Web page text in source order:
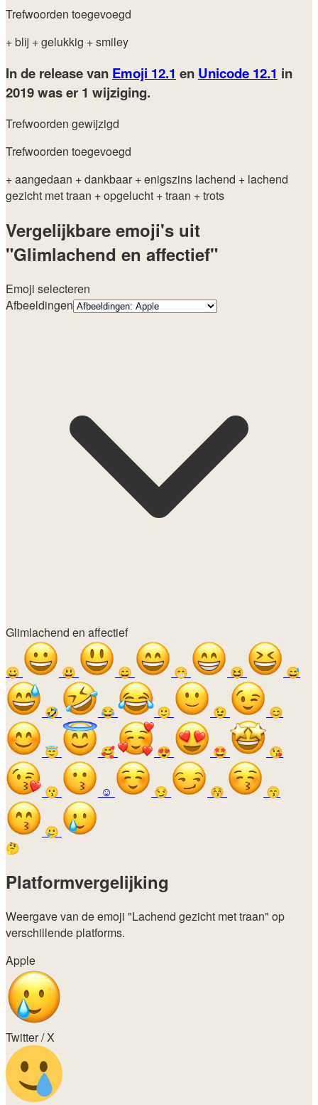
Trefwoorden toegevoegd
+ blij + gelukkig + smiley
In de release van Emoji 12.1 en Unicode 12.1 in
2019was er 1 wijziging.
Trefwoorden gewijzigd
Trefwoorden toegevoegd
+ aangedaan + dankbaar + enigszins lachend + lachend
gezicht met traan + opgelucht + traan + trots
Vergelijkbare emoji's uit
"Glimlachend en affectief"
Emoji selecteren
Afbeeldingen
Glimlachend en affectief
😀 😃 😄 😁 😆 😅
🤣 😂 🙂 😉 😊
😇 🥰 😍 🤩 😘
😗 ☺️ 😏 😚 😙
🥲
🤔
Platformvergelijking
Weergave van de emoji "Lachend gezicht met traan" op
verschillende platforms.
Apple
Twitter / X